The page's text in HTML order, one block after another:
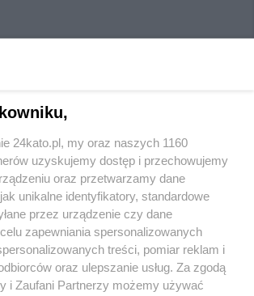
lokalnych
prywatności regulamin korzystania z portali
Skontaktuj sięz nami
24kato.pl, my oraz naszych 1160
uzyskujemy dostęp i przechowujemy
oraz przetwarzamy dane
unikalne identyfikatory, standardowe
przez urządzenie czy dane
zapewniania spersonalizowanych
treści, pomiar reklam i
oraz ulepszanie usług. Za zgodą
i Zaufani Partnerzy możemy używać